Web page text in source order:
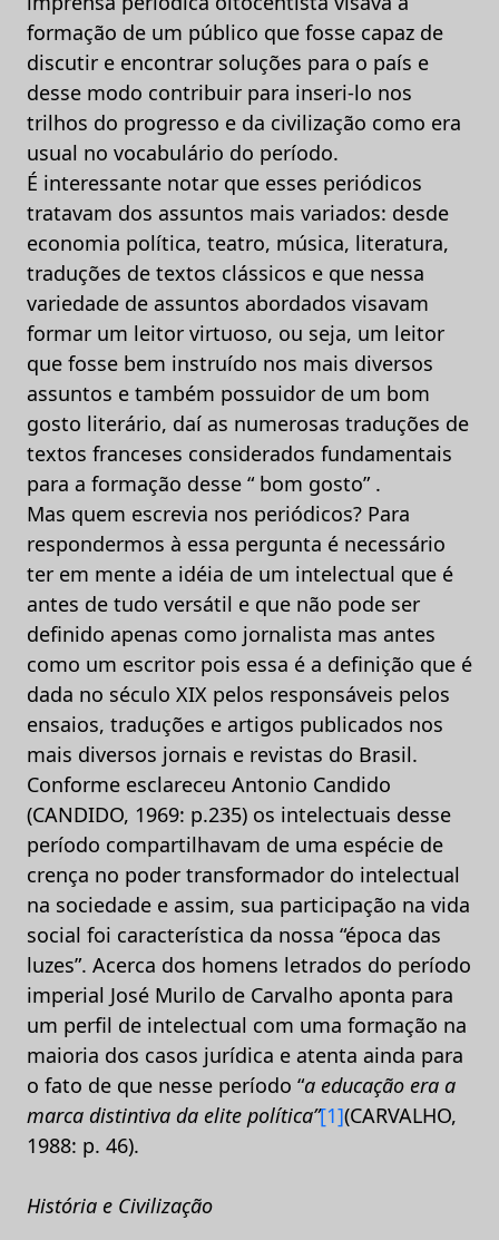
formação de um público que fosse capaz de
discutir e encontrar soluções para o país e
desse modo contribuir para inseri-lo nos
trilhos do progresso e da civilização como era
usual no vocabulário do período.
É interessante notar que esses periódicos
tratavam dos assuntos mais variados: desde
economia política, teatro, música, literatura,
traduções de textos clássicos e que nessa
variedade de assuntos abordados visavam
formar um leitor virtuoso, ou seja, um leitor
que fosse bem instruído nos mais diversos
assuntos e também possuidor de um bom
gosto literário, daí as numerosas traduções de
textos franceses considerados fundamentais
para a formação desse “ bom gosto” .
Mas quem escrevia nos periódicos? Para
respondermos à essa pergunta é necessário
ter em mente a idéia de um intelectual que é
antes de tudo versátil e que não pode ser
definido apenas como jornalista mas antes
como um escritor pois essa é a definição que é
dada no século XIX pelos responsáveis pelos
ensaios, traduções e artigos publicados nos
mais diversos jornais e revistas do Brasil.
Conforme esclareceu Antonio Candido
(CANDIDO, 1969: p.235) os intelectuais desse
período compartilhavam de uma espécie de
crença no poder transformador do intelectual
na sociedade e assim, sua participação na vida
social foi característica da nossa “época das
luzes”. Acerca dos homens letrados do período
imperial José Murilo de Carvalho aponta para
um perfil de intelectual com uma formação na
maioria dos casos jurídica e atenta ainda para
o fato de que nesse período “a educação era a
marca distintiva da elite política”[1](CARVALHO,
1988: p. 46).
História e Civilização